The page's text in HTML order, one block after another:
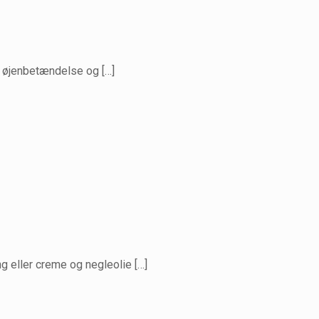
øjenbetændelse og […]
eller creme og negleolie […]